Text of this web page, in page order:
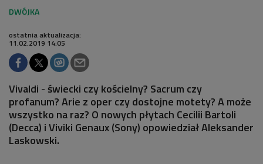
ostatnia aktualizacja:
11.02.2019 14:05
Vivaldi - świecki czy kościelny? Sacrum czy
profanum? Arie z oper czy dostojne motety? A może
wszystko na raz? O nowych płytach Cecilii Bartoli
(Decca) i Viviki Genaux (Sony) opowiedział Aleksander
Laskowski.